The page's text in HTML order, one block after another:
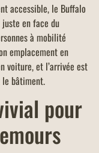
accessible, le Buffalo
en face du
à mobilité
emplacement en
voiture, et l’arrivée est
bâtiment.
pour